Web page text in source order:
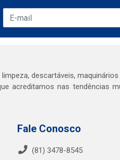
descartáveis, maquinários
acreditamos nas tendências
Fale Conosco
(81) 3478-8545